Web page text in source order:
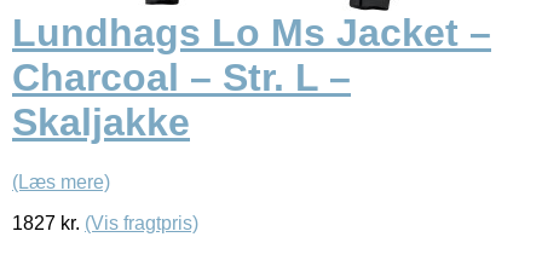
Lundhags Lo Ms Jacket –
Charcoal – Str. L –
Skaljakke
(Læs mere)
1827 kr. (Vis fragtpris)